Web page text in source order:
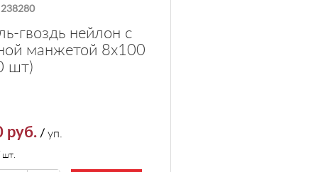
238280
гвоздь нейлон с
манжетой 8х100
шт)
руб. /уп.
шт.